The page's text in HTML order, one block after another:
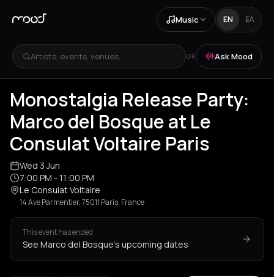
Music EN ΕΛ
Artists, events, venues... OR Ask Mood
Monostalgia Release Party:
Marco del Bosque at Le
Consulat Voltaire Paris
Wed 3 Jun
7:00 PM - 11:00 PM
Le Consulat Voltaire
14 Ave Parmentier, 75011 Paris, France
This event has ended
See Marco del Bosque's upcoming dates